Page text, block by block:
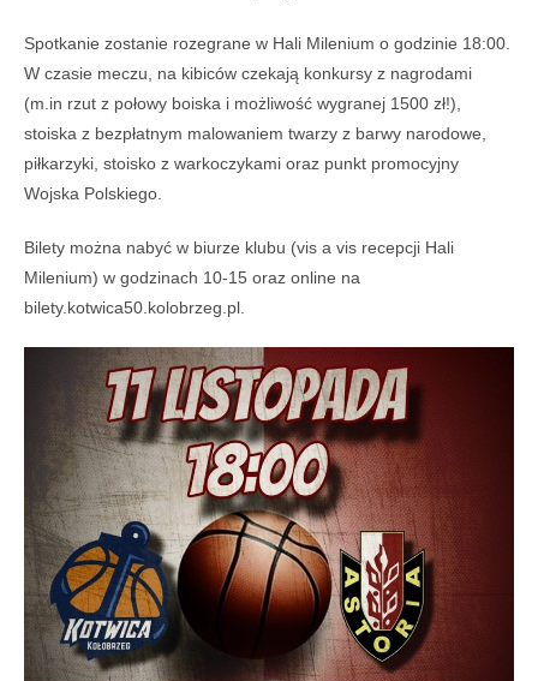
Spotkanie zostanie rozegrane w Hali Milenium o godzinie 18:00.
W czasie meczu, na kibiców czekają konkursy z nagrodami
(m.in rzut z połowy boiska i możliwość wygranej 1500 zł!),
stoiska z bezpłatnym malowaniem twarzy z barwy narodowe,
piłkarzyki, stoisko z warkoczykami oraz punkt promocyjny
Wojska Polskiego.
Bilety można nabyć w biurze klubu (vis a vis recepcji Hali
Milenium) w godzinach 10-15 oraz online na
bilety.kotwica50.kolobrzeg.pl.